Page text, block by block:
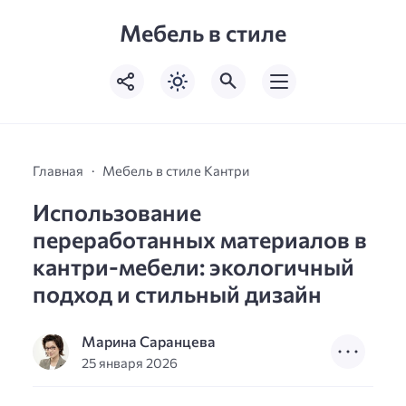
Мебель в стиле
Главная Мебель в стиле Кантри
Использование
переработанных материалов в
кантри-мебели: экологичный
подход и стильный дизайн
Марина Саранцева
25 января 2026